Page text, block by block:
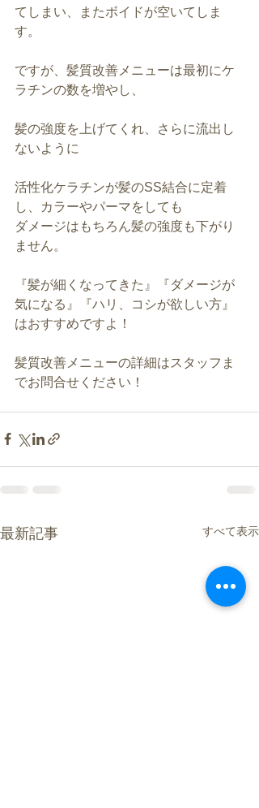
てしまい、またボイドが空いてしま
す。
ですが、髪質改善メニューは最初にケ
ラチンの数を増やし、
髪の強度を上げてくれ、さらに流出し
ないように
活性化ケラチンが髪のSS結合に定着
し、カラーやパーマをしても
ダメージはもちろん髪の強度も下がり
ません。
『髪が細くなってきた』『ダメージが
気になる』『ハリ、コシが欲しい方』
はおすすめですよ！
髪質改善メニューの詳細はスタッフま
でお問合せください！
最新記事 すべて表示